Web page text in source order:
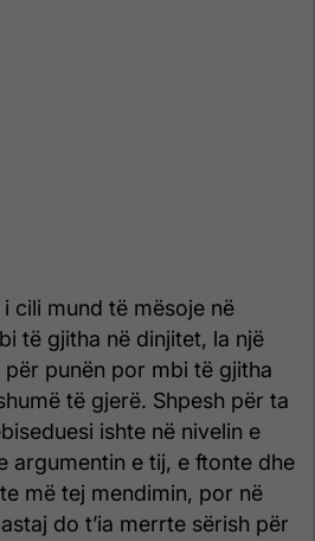
cili mund të mësoje në
të gjitha në dinjitet, la një
punën por mbi të gjitha
të gjerë. Shpesh për ta
ishte në nivelin e
argumentin e tij, e ftonte dhe
më tej mendimin, por në
do t’ia merrte sërish për